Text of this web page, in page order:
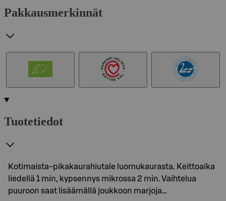
Pakkausmerkinnät
Tuotetiedot
Kotimaista-pikakaurahiutale luomukaurasta. Keittoaika
liedellä 1 min, kypsennys mikrossa 2 min. Vaihtelua
puuroon saat lisäämällä joukkoon marjoja…